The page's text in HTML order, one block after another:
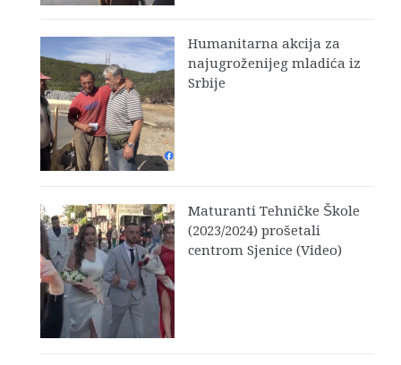
Humanitarna akcija za
najugroženijeg mladića iz
Srbije
Maturanti Tehničke Škole
(2023/2024) prošetali
centrom Sjenice (Video)